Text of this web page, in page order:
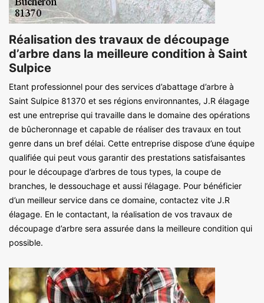
Réalisation des travaux de découpage
d’arbre dans la meilleure condition à Saint
Sulpice
Etant professionnel pour des services d’abattage d’arbre à
Saint Sulpice 81370 et ses régions environnantes, J.R élagage
est une entreprise qui travaille dans le domaine des opérations
de bûcheronnage et capable de réaliser des travaux en tout
genre dans un bref délai. Cette entreprise dispose d’une équipe
qualifiée qui peut vous garantir des prestations satisfaisantes
pour le découpage d’arbres de tous types, la coupe de
branches, le dessouchage et aussi l’élagage. Pour bénéficier
d’un meilleur service dans ce domaine, contactez vite J.R
élagage. En le contactant, la réalisation de vos travaux de
découpage d’arbre sera assurée dans la meilleure condition qui
possible.